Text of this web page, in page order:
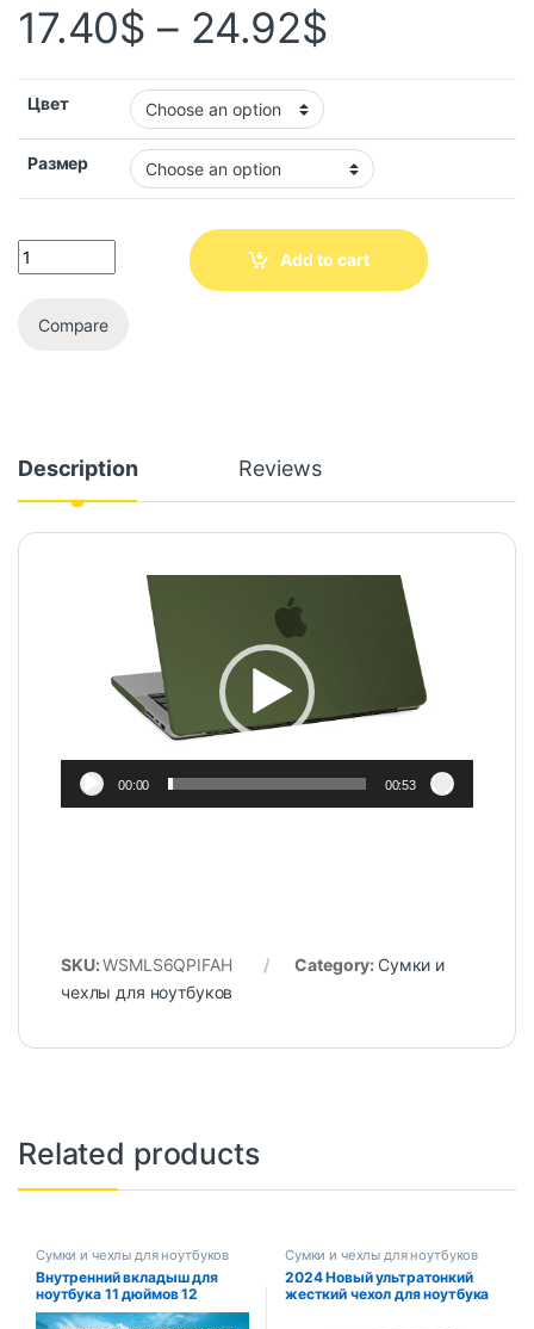
17.40$ – 24.92$
Цвет
Размер
Add to cart
Compare
Description Reviews
00:00 00:53
SKU:WSMLS6QPIFAH Category: Сумки и
чехлы для ноутбуков
Related products
Сумки и чехлы для ноутбуков
Внутренний вкладыш для
ноутбука 11 дюймов 12
дюймов 13 дюймов 14
Сумки и чехлы для ноутбуков
2024 Новый ультратонкий
жесткий чехол для ноутбука